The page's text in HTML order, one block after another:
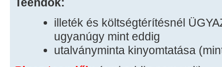
illeték és költségtérítésnél
ugyanúgy mint eddig
utalványminta kinyomtatása